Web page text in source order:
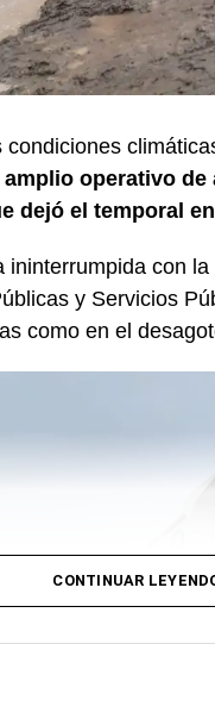
operativo
dejó el temporal
ininterrumpida con
y Servicios
como en el
CONTINUAR